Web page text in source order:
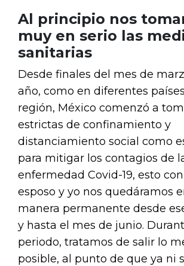
Al principio nos
muy en serio las
sanitarias
Desde finales del mes de
año, como en diferentes
región, México comenzó a
estrictas de confinamiento y
distanciamiento social como
para mitigar los contagios de
enfermedad Covid-19, esto
esposo y yo nos quedáramos
manera permanente desde
y hasta el mes de junio.
periodo, tratamos de salir lo
posible, al punto de que ya ni